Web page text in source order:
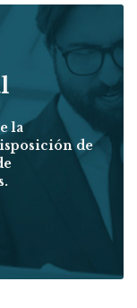
la
de